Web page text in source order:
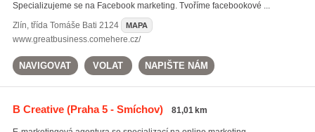
Specializujeme se na Facebook marketing. Tvoříme facebookové ...
Zlín, třída Tomáše Bati 2124 MAPA
www.greatbusiness.comehere.cz/
NAVIGOVAT VOLAT NAPIŠTE NÁM
B Creative(Praha 5 - Smíchov) 81,01 km